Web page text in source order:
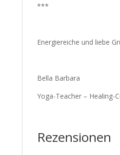
***
Energiereiche und liebe
Bella Barbara
Yoga-Teacher – Healing-
Rezensionen